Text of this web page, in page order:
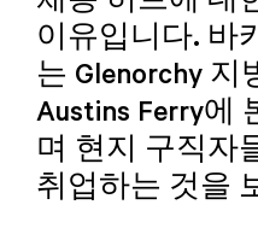
이유입니다. 바
는 Glenorchy 지
Austins Ferry에
며 현지 구직자
취업하는 것을